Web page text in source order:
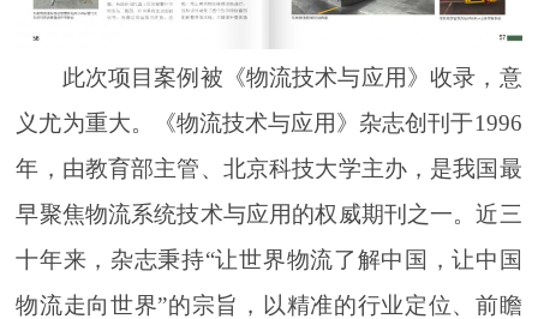
此次项目案例被《物流技术与应用》收录，意
义尤为重大。《物流技术与应用》杂志创刊于1996
年，由教育部主管、北京科技大学主办，是我国最
早聚焦物流系统技术与应用的权威期刊之一。近三
十年来，杂志秉持“让世界物流了解中国，让中国
物流走向世界”的宗旨，以精准的行业定位、前瞻